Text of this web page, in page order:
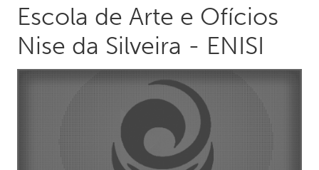
Grande Belo Horizonte
RMBH SUL
Brumadinho
Climático RMBH
Fortalecimento Institucional
Pessoas Migrantes
Escola de Arte e Ofícios
Nise da Silveira - ENISI